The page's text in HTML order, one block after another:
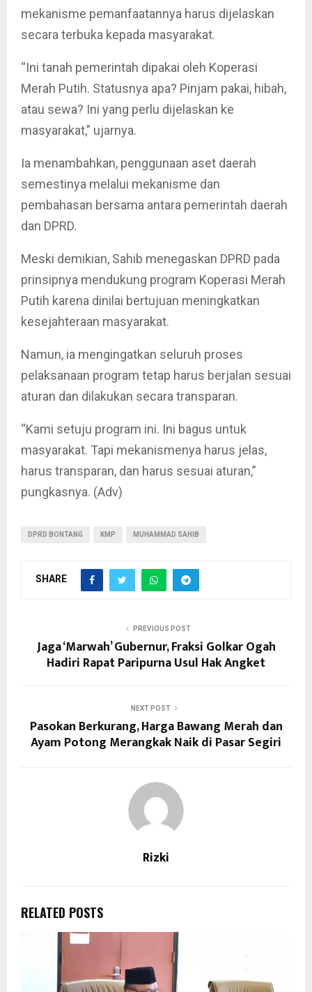
mekanisme pemanfaatannya harus dijelaskan
secara terbuka kepada masyarakat.
“Ini tanah pemerintah dipakai oleh Koperasi
Merah Putih. Statusnya apa? Pinjam pakai, hibah,
atau sewa? Ini yang perlu dijelaskan ke
masyarakat,” ujarnya.
Ia menambahkan, penggunaan aset daerah
semestinya melalui mekanisme dan
pembahasan bersama antara pemerintah daerah
dan DPRD.
Meski demikian, Sahib menegaskan DPRD pada
prinsipnya mendukung program Koperasi Merah
Putih karena dinilai bertujuan meningkatkan
kesejahteraan masyarakat.
Namun, ia mengingatkan seluruh proses
pelaksanaan program tetap harus berjalan sesuai
aturan dan dilakukan secara transparan.
“Kami setuju program ini. Ini bagus untuk
masyarakat. Tapi mekanismenya harus jelas,
harus transparan, dan harus sesuai aturan,”
pungkasnya. (Adv)
DPRD BONTANG KMP MUHAMMAD SAHIB
SHARE
PREVIOUS POST
Jaga ‘Marwah’ Gubernur, Fraksi Golkar Ogah
Hadiri Rapat Paripurna Usul Hak Angket
NEXT POST
Pasokan Berkurang, Harga Bawang Merah dan
Ayam Potong Merangkak Naik di Pasar Segiri
Rizki
RELATED POSTS